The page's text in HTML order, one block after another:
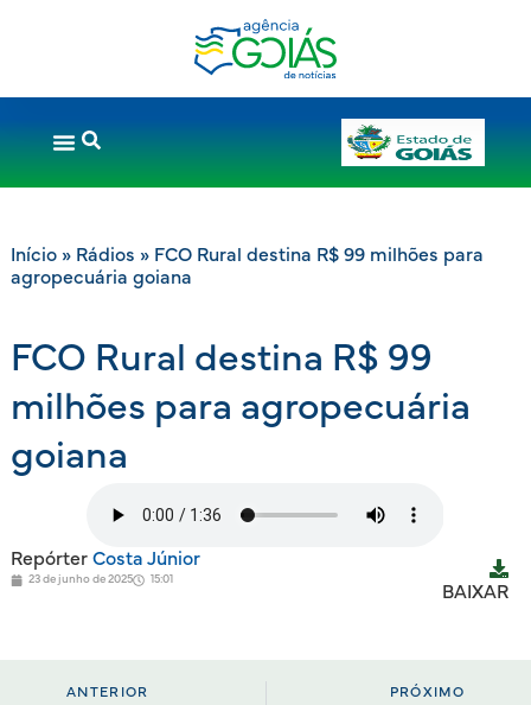
Início» Rádios » FCO Rural destina R$ 99 milhões para
agropecuária goiana
FCO Rural destina R$ 99
milhões para agropecuária
goiana
RepórterCosta Júnior
23 de junho de 2025 15:01
BAIXAR
ANTERIOR PRÓXIMO